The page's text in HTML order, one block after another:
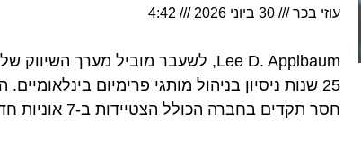
עוזי בכר 30 ביוני 2026 4:42
25 שנות ניסיון בניהול מותגי פרימיום בינלאומיים.
חסר תקדים בחברה הכולל הצטיידות ב-7 אוניות חדשות והשקת פארק מים יחיד מסוגו באיי בהאמה